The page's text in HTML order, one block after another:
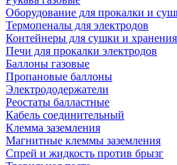
Оборудование для прокалки и
Термопеналы для электродов
Контейнеры для сушки и хранения
Печи для прокалки электродов
Баллоны газовые
Пропановые баллоны
Электрододержатели
Реостаты балластные
Кабель соединительный
Клемма заземления
Магнитные клеммы заземления
Спрей и жидкость против брызг